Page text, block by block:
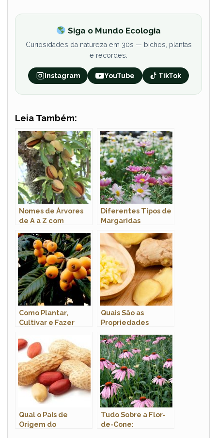
Siga o Mundo Ecologia
Curiosidades da natureza em 30s — bichos, plantas
e recordes.
Instagram YouTube TikTok
Leia Também:
Nomes de Árvores
de A a Z com
Diferentes Tipos de
Margaridas
Como Plantar,
Cultivar e Fazer
Ameixa em Vaso?
Quais São as
Propriedades
Gengibre?
Qual o País de
Origem do
Tudo Sobre a Flor-
de-Cone: